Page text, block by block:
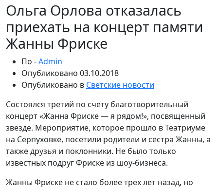
Ольга Орлова отказалась
приехать на концерт памяти
Жанны Фриске
По -Admin
Опубликовано 03.10.2018
Опубликовано в Светские новости
Состоялся третий по счету благотворительный
концерт «Жанна Фриске — я рядом!», посвященный
звезде. Мероприятие, которое прошло в Театриуме
на Серпуховке, посетили родители и сестра Жанны, а
также друзья и поклонники. Не было только
известных подруг Фриске из шоу-бизнеса.
Жанны Фриске не стало более трех лет назад, но